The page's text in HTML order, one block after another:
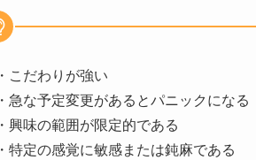
・こだわりが強い
・急な予定変更があるとパニックになる
・興味の範囲が限定的である
・特定の感覚に敏感または鈍麻である